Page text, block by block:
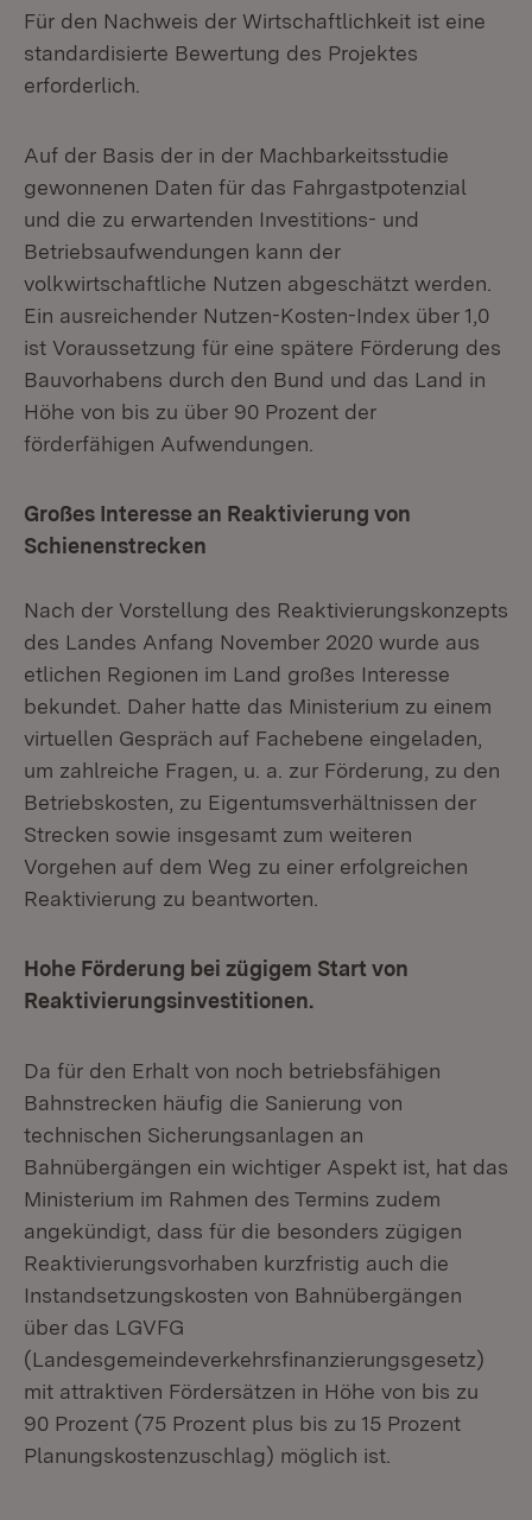
Für den Nachweis der Wirtschaftlichkeit ist eine
standardisierte Bewertung des Projektes
erforderlich.
Auf der Basis der in der Machbarkeitsstudie
gewonnenen Daten für das Fahrgastpotenzial
und die zu erwartenden Investitions- und
Betriebsaufwendungen kann der
volkwirtschaftliche Nutzen abgeschätzt werden.
Ein ausreichender Nutzen-Kosten-Index über 1,0
ist Voraussetzung für eine spätere Förderung des
Bauvorhabens durch den Bund und das Land in
Höhe von bis zu über 90 Prozent der
förderfähigen Aufwendungen.
Großes Interesse an Reaktivierung von
Schienenstrecken
Nach der Vorstellung des Reaktivierungskonzepts
des Landes Anfang November 2020 wurde aus
etlichen Regionen im Land großes Interesse
bekundet. Daher hatte das Ministerium zu einem
virtuellen Gespräch auf Fachebene eingeladen,
um zahlreiche Fragen, u. a. zur Förderung, zu den
Betriebskosten, zu Eigentumsverhältnissen der
Strecken sowie insgesamt zum weiteren
Vorgehen auf dem Weg zu einer erfolgreichen
Reaktivierung zu beantworten.
Hohe Förderung bei zügigem Start von
Reaktivierungsinvestitionen.
Da für den Erhalt von noch betriebsfähigen
Bahnstrecken häufig die Sanierung von
technischen Sicherungsanlagen an
Bahnübergängen ein wichtiger Aspekt ist, hat das
Ministerium im Rahmen des Termins zudem
angekündigt, dass für die besonders zügigen
Reaktivierungsvorhaben kurzfristig auch die
Instandsetzungskosten von Bahnübergängen
über das LGVFG
(Landesgemeindeverkehrsfinanzierungsgesetz)
mit attraktiven Fördersätzen in Höhe von bis zu
90 Prozent (75 Prozent plus bis zu 15 Prozent
Planungskostenzuschlag) möglich ist.